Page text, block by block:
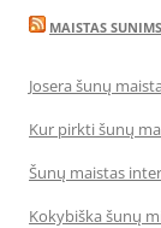
MAISTAS SUNIMS
Josera šunų
Kur pirkti šunų
Šunų maistas
Kokybiška šunų